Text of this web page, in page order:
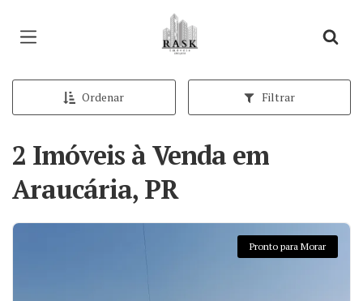
Página inicial
Ordenar Filtrar
2 Imóveis à Venda em
Araucária, PR
Pronto para Morar